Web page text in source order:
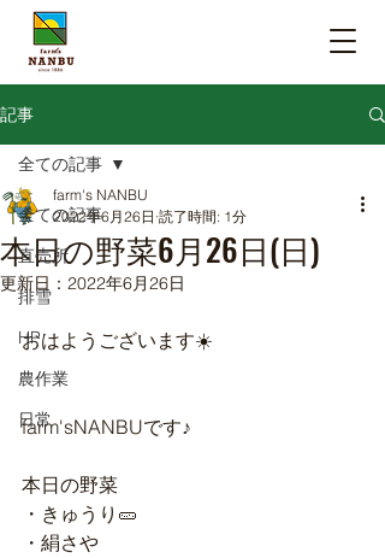
記事
全ての記事
直売所
排雪
HP
農作業
日常
全ての記事
本日の野菜6月26日(日)
farm's NANBU
2022年6月26日 読了時間: 1分
更新日： 2022年6月26日
おはようございます☀️
farm'sNANBUです♪
本日の野菜
・きゅうり🥒
・絹さや